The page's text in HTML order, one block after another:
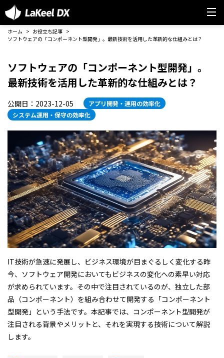
ホーム
お役立ち記事
ソフトウェアの「コンポーネント型開発」。最新技術を活用した革新的な仕組みとは？
ソフトウェアの「コンポーネント型開発」。
最新技術を活用した革新的な仕組みとは？
公開日：2023-12-05
アプリ開発・運用の効率化
システム運用・保守の効率化
IT技術が急速に発展し、ビジネス環境が目まぐるしく変化する昨
今、ソフトウェア開発においてもビジネスの変化への素早い対応
が求められています。その中で注目されているのが、独立した部
品（コンポーネント）を組み合わせて開発する「コンポーネント
型開発」という手法です。本記事では、コンポーネント型開発が
注目される背景やメリットと、それを実現する技術について解説
します。